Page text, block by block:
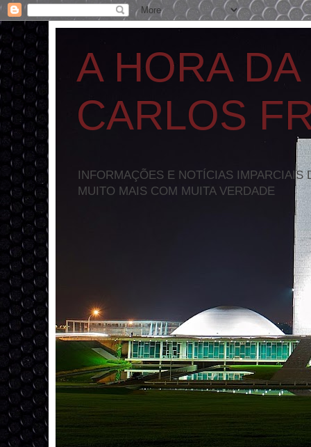
A HORA
CARLOS
INFORMAÇÕES E NOTÍCIAS
MUITO MAIS COM MUITA VERDADE